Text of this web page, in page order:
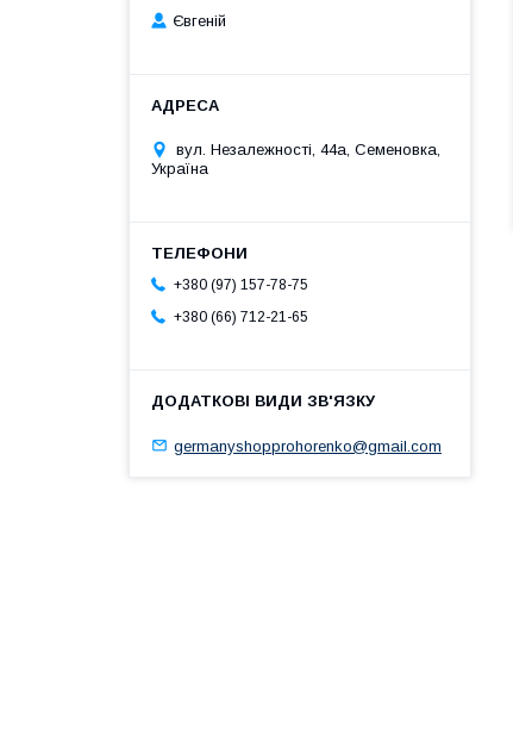
Євгеній
вул. Незалежності, 44а, Семеновка,
Україна
+380 (97) 157-78-75
+380 (66) 712-21-65
germanyshopprohorenko@gmail.com